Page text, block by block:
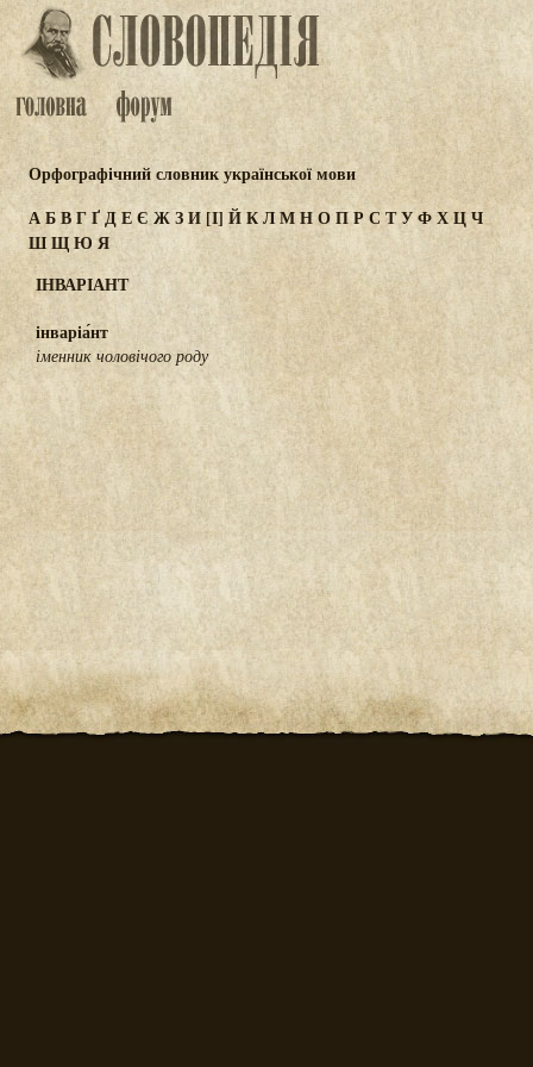
Орфографічний словник української мови
АБВГҐДЕЄ ЖЗИ[І] ЙКЛМНОПР СТУФХЦЧ
ШЩЮЯ
ІНВАРІАНТ
інваріа́нт
іменник чоловічого роду